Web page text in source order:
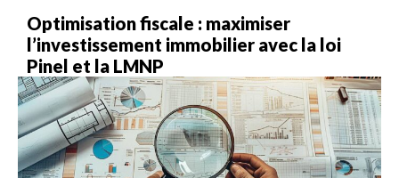
Optimisation fiscale : maximiser
l’investissement immobilier avec la loi
Pinel et la LMNP